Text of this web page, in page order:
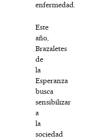
enfermedad.
Este
año,
Brazaletes
de
la
Esperanza
busca
sensibilizar
a
la
sociedad